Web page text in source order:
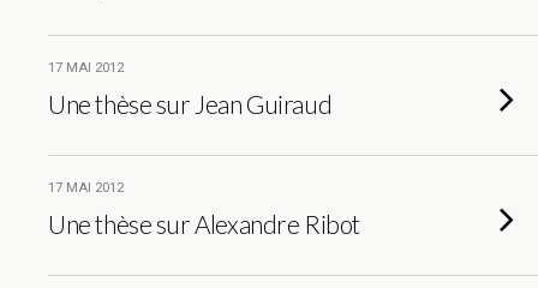
17 MAI 2012
Une thèse sur Jean Guiraud
17 MAI 2012
Une thèse sur Alexandre Ribot